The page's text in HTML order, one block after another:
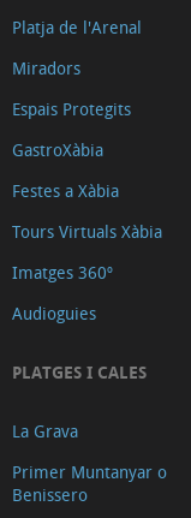
Platja de l'Arenal
Miradors
Espais Protegits
GastroXàbia
Festes a Xàbia
Tours Virtuals Xàbia
Imatges 360º
Audioguies
PLATGES I CALES
La Grava
Primer Muntanyar o
Benissero